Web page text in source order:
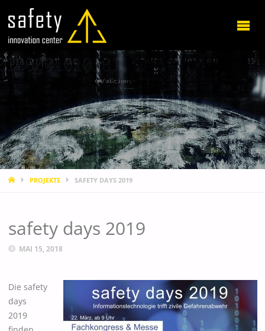
STARTSEITE
PROJEKTE SAFETY DAYS 2019
safety days 2019
MAI 15, 2018
Die safety
days
2019